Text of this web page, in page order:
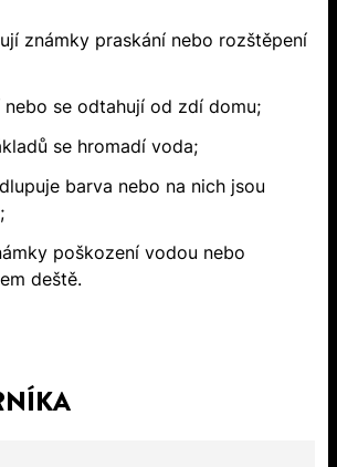
známky praskání nebo rozštěpení
se odtahují od zdí domu;
se hromadí voda;
barva nebo na nich jsou
poškození vodou nebo
deště.